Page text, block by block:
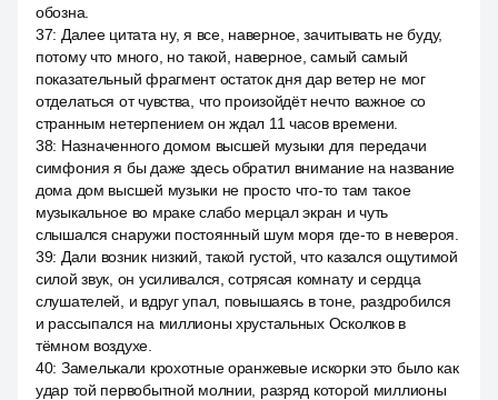
обозна.
37: Далее цитата ну, я все, наверное, зачитывать не буду,
потому что много, но такой, наверное, самый самый
показательный фрагмент остаток дня дар ветер не мог
отделаться от чувства, что произойдёт нечто важное со
странным нетерпением он ждал 11 часов времени.
38: Назначенного домом высшей музыки для передачи
симфония я бы даже здесь обратил внимание на название
дома дом высшей музыки не просто что-то там такое
музыкальное во мраке слабо мерцал экран и чуть
слышался снаружи постоянный шум моря где-то в невероя.
39: Дали возник низкий, такой густой, что казался ощутимой
силой звук, он усиливался, сотрясая комнату и сердца
слушателей, и вдруг упал, повышаясь в тоне, раздробился
и рассыпался на миллионы хрустальных Осколков в
тёмном воздухе.
40: Замелькали крохотные оранжевые искорки это было как
удар той первобытной молнии, разряд которой миллионы